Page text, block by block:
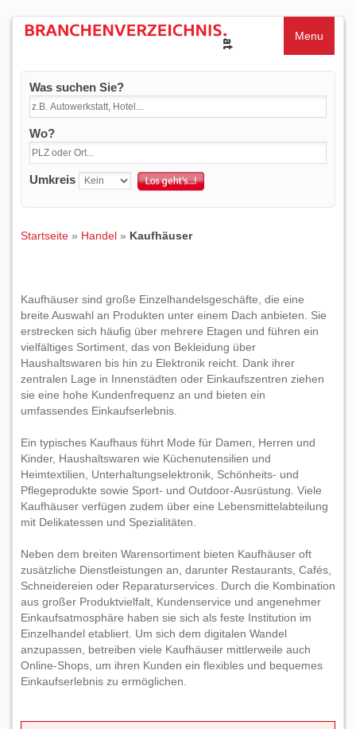
Menu
Was suchen Sie?
Wo?
Umkreis
Startseite » Handel » Kaufhäuser
Kaufhäuser sind große Einzelhandelsgeschäfte, die eine
breite Auswahl an Produkten unter einem Dach anbieten. Sie
erstrecken sich häufig über mehrere Etagen und führen ein
vielfältiges Sortiment, das von Bekleidung über
Haushaltswaren bis hin zu Elektronik reicht. Dank ihrer
zentralen Lage in Innenstädten oder Einkaufszentren ziehen
sie eine hohe Kundenfrequenz an und bieten ein
umfassendes Einkaufserlebnis.
Ein typisches Kaufhaus führt Mode für Damen, Herren und
Kinder, Haushaltswaren wie Küchenutensilien und
Heimtextilien, Unterhaltungselektronik, Schönheits- und
Pflegeprodukte sowie Sport- und Outdoor-Ausrüstung. Viele
Kaufhäuser verfügen zudem über eine Lebensmittelabteilung
mit Delikatessen und Spezialitäten.
Neben dem breiten Warensortiment bieten Kaufhäuser oft
zusätzliche Dienstleistungen an, darunter Restaurants, Cafés,
Schneidereien oder Reparaturservices. Durch die Kombination
aus großer Produktvielfalt, Kundenservice und angenehmer
Einkaufsatmosphäre haben sie sich als feste Institution im
Einzelhandel etabliert. Um sich dem digitalen Wandel
anzupassen, betreiben viele Kaufhäuser mittlerweile auch
Online-Shops, um ihren Kunden ein flexibles und bequemes
Einkaufserlebnis zu ermöglichen.